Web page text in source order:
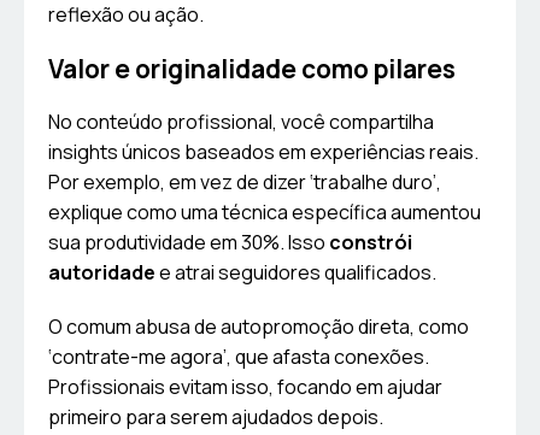
reflexão ou ação.
Valor e originalidade como pilares
No conteúdo profissional, você compartilha
insights únicos baseados em experiências reais.
Por exemplo, em vez de dizer ‘trabalhe duro’,
explique como uma técnica específica aumentou
sua produtividade em 30%. Isso constrói
autoridadee atrai seguidores qualificados.
O comum abusa de autopromoção direta, como
‘contrate-me agora’, que afasta conexões.
Profissionais evitam isso, focando em ajudar
primeiro para serem ajudados depois.